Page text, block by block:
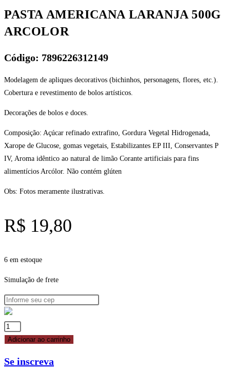
PASTA AMERICANA LARANJA 500G
ARCOLOR
Código: 7896226312149
Modelagem de apliques decorativos (bichinhos, personagens, flores, etc.).
Cobertura e revestimento de bolos artísticos.
Decorações de bolos e doces.
Composição: Açúcar refinado extrafino, Gordura Vegetal Hidrogenada,
Xarope de Glucose, gomas vegetais, Estabilizantes EP III, Conservantes P
IV, Aroma idêntico ao natural de limão Corante artificiais para fins
alimentícios Arcólor. Não contém glúten
Obs: Fotos meramente ilustrativas.
R$ 19,80
6 em estoque
Simulação de frete
PASTA
AMERICANA
500G
Adicionar ao carrinho
Se inscreva